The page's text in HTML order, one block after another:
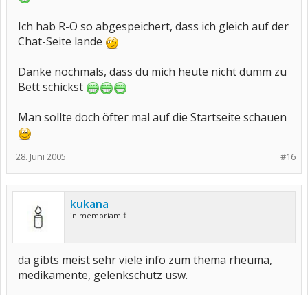
Ich hab R-O so abgespeichert, dass ich gleich auf der
Chat-Seite lande
Danke nochmals, dass du mich heute nicht dumm zu
Bett schickst
Man sollte doch öfter mal auf die Startseite schauen
#16
28. Juni 2005
kukana
in memoriam †
da gibts meist sehr viele info zum thema rheuma,
medikamente, gelenkschutz usw.